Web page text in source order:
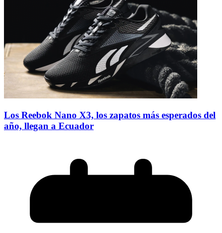
Los Reebok Nano X3, los zapatos más esperados del
año, llegan a Ecuador